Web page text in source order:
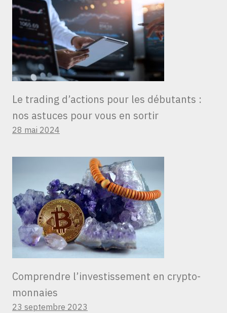
Le trading d’actions pour les débutants :
nos astuces pour vous en sortir
28 mai 2024
Comprendre l’investissement en crypto-
monnaies
23 septembre 2023